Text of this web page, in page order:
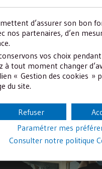
d’assurer son bon
nos partenaires, d’en
vos choix
à tout moment changer
« Gestion des cookies »
du site.
Refuser
Paramétrer mes
Consulter notre politique